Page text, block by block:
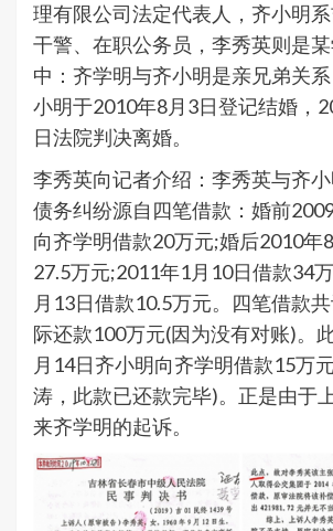
理有限公司法定代表人，齐小明
干警、在职公务员，李秀英则是
中：齐学明与齐小明是亲兄弟关
小明于2010年8月3日登记结婚，
日法院判决离婚。
李秀英向记者介绍：李秀英与齐
债务纠纷源自四笔借款：婚前
向齐学明借款20万元;婚后2010年
27.5万元;2011年1月10日借款34
月13日借款10.5万元。四笔借款
际还款100万元(因为没有对账)。
月14日齐小明向齐学明借款15万
涛，此款已还款完毕)。正是由于
来齐学明的起诉。